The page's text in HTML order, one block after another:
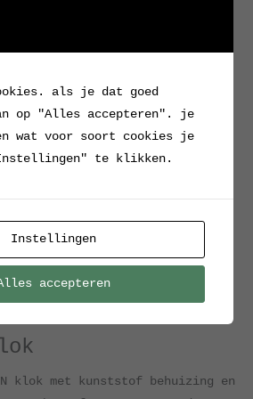
/ Grote TN klok
klok met kunststof behuizing en
als je dat goed
op "Alles accepteren". je
wat voor soort cookies je
te klikken.
Instellingen
accepteren